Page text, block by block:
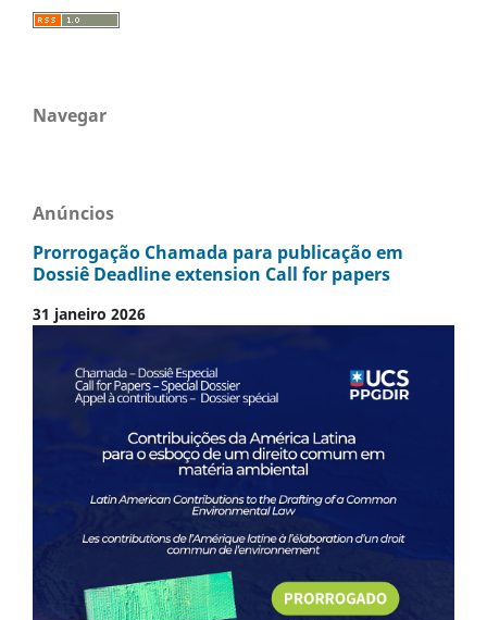
Navegar
Anúncios
Prorrogação Chamada para publicação em
Dossiê Deadline extension Call for papers
31 janeiro 2026